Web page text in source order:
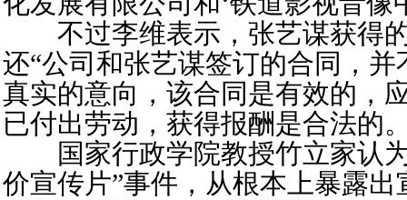
不过李维表示，张艺谋获得
还“公司和张艺谋签订的合同，
真实的意向，该合同是有效的，
已付出劳动，获得报酬是合法的
国家行政学院教授竹立家认为
价宣传片”事件，从根本上暴露